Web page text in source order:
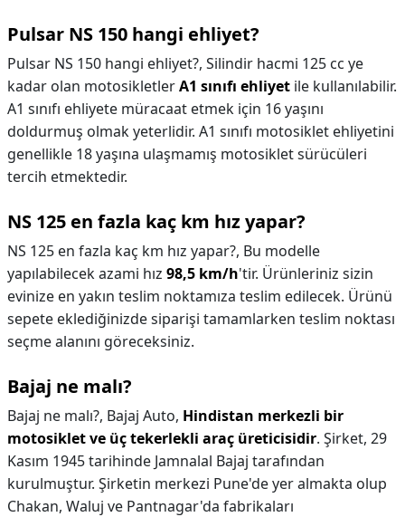
Pulsar NS 150 hangi ehliyet?
Pulsar NS 150 hangi ehliyet?, Silindir hacmi 125 cc ye
kadar olan motosikletlerA1 sınıfı ehliyet ile kullanılabilir.
A1 sınıfı ehliyete müracaat etmek için 16 yaşını
doldurmuş olmak yeterlidir. A1 sınıfı motosiklet ehliyetini
genellikle 18 yaşına ulaşmamış motosiklet sürücüleri
tercih etmektedir.
NS 125 en fazla kaç km hız yapar?
NS 125 en fazla kaç km hız yapar?, Bu modelle
yapılabilecek azami hız 98,5 km/h'tir. Ürünleriniz sizin
evinize en yakın teslim noktamıza teslim edilecek. Ürünü
sepete eklediğinizde siparişi tamamlarken teslim noktası
seçme alanını göreceksiniz.
Bajaj ne malı?
Bajaj ne malı?, Bajaj Auto, Hindistan merkezli bir
motosiklet ve üç tekerlekli araç üreticisidir. Şirket, 29
Kasım 1945 tarihinde Jamnalal Bajaj tarafından
kurulmuştur. Şirketin merkezi Pune'de yer almakta olup
Chakan, Waluj ve Pantnagar'da fabrikaları